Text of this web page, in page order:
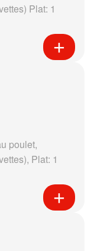
Plat: 1
poulet,
Plat: 1